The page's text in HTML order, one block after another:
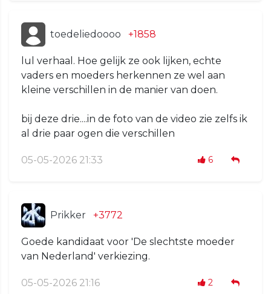
toedeliedoooo +1858
lul verhaal. Hoe gelijk ze ook lijken, echte
vaders en moeders herkennen ze wel aan
kleine verschillen in de manier van doen.
bij deze drie....in de foto van de video zie zelfs ik
al drie paar ogen die verschillen
05-05-2026 21:33 6
Prikker +3772
Goede kandidaat voor 'De slechtste moeder
van Nederland' verkiezing.
05-05-2026 21:16 2